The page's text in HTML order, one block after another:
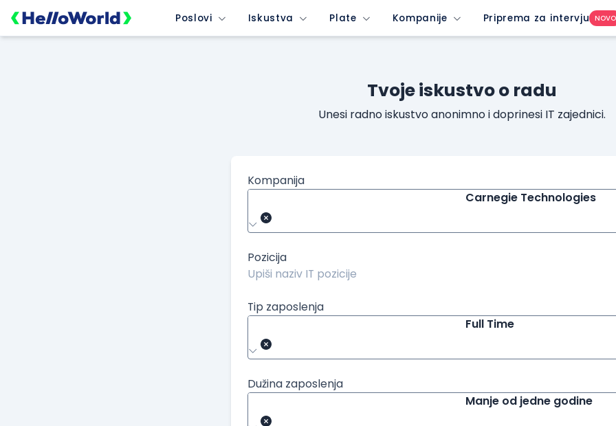
Poslovi Iskustva Plate Kompanije Priprema za intervju NOVO
Tvoje iskustvo o radu
Unesi radno iskustvo anonimno i doprinesi IT zajednici.
Kompanija
Carnegie Technologies
Pozicija
Tip zaposlenja
Full Time
Dužina zaposlenja
Manje od jedne godine